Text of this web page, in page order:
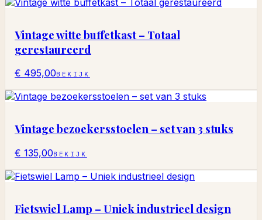
Vintage witte buffetkast – Totaal
gerestaureerd
€ 495,00BEKIJK
Vintage bezoekersstoelen – set van 3 stuks
€ 135,00BEKIJK
Fietswiel Lamp – Uniek industrieel design